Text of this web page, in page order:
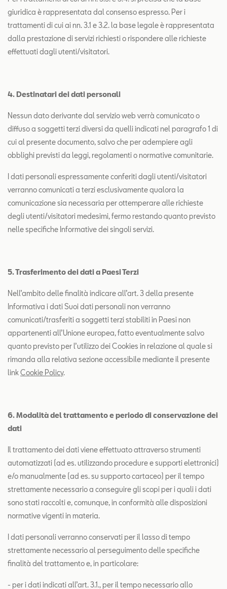
giuridica è rappresentata dal consenso espresso. Per i
trattamenti di cui ai nn. 3.1 e 3.2. la base legale è rappresentata
dalla prestazione di servizi richiesti o rispondere alle richieste
effettuati dagli utenti/visitatori.
4. Destinatari dei dati personali
Nessun dato derivante dal servizio web verrà comunicato o
diffuso a soggetti terzi diversi da quelli indicati nel paragrafo 1 di
cui al presente documento, salvo che per adempiere agli
obblighi previsti da leggi, regolamenti o normative comunitarie.
I dati personali espressamente conferiti dagli utenti/visitatori
verranno comunicati a terzi esclusivamente qualora la
comunicazione sia necessaria per ottemperare alle richieste
degli utenti/visitatori medesimi, fermo restando quanto previsto
nelle specifiche Informative dei singoli servizi.
5. Trasferimento dei dati a Paesi Terzi
Nell’ambito delle finalità indicare all’art. 3 della presente
Informativa i dati Suoi dati personali non verranno
comunicati/trasferiti a soggetti terzi stabiliti in Paesi non
appartenenti all’Unione europea, fatto eventualmente salvo
quanto previsto per l’utilizzo dei Cookies in relazione al quale si
rimanda alla relativa sezione accessibile mediante il presente
link Cookie Policy.
6. Modalità del trattamento e periodo di conservazione dei
dati
Il trattamento dei dati viene effettuato attraverso strumenti
automatizzati (ad es. utilizzando procedure e supporti elettronici)
e/o manualmente (ad es. su supporto cartaceo) per il tempo
strettamente necessario a conseguire gli scopi per i quali i dati
sono stati raccolti e, comunque, in conformità alle disposizioni
normative vigenti in materia.
I dati personali verranno conservati per il lasso di tempo
strettamente necessario al perseguimento delle specifiche
finalità del trattamento e, in particolare:
- per i dati indicati all’art. 3.1., per il tempo necessario allo